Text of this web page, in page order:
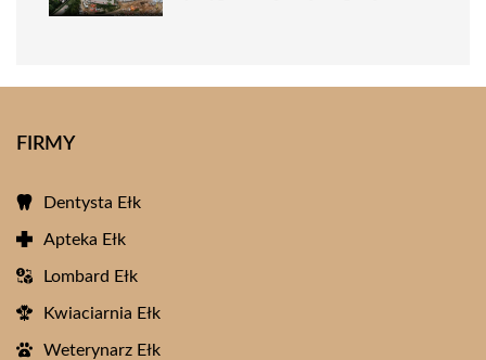
FIRMY
Dentysta Ełk
Apteka Ełk
Lombard Ełk
Kwiaciarnia Ełk
Weterynarz Ełk